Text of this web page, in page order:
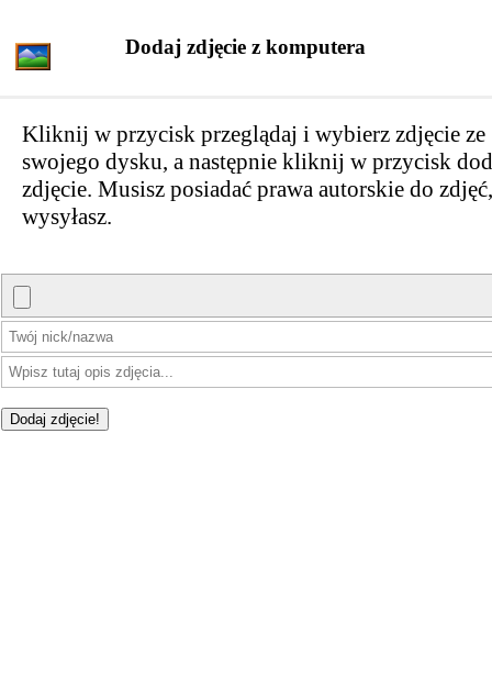
Dodaj zdjęcie z komputera
Kliknij w przycisk przeglądaj i wybierz zdjęcie ze
swojego dysku, a następnie kliknij w przycisk
zdjęcie. Musisz posiadać prawa autorskie do
wysyłasz.